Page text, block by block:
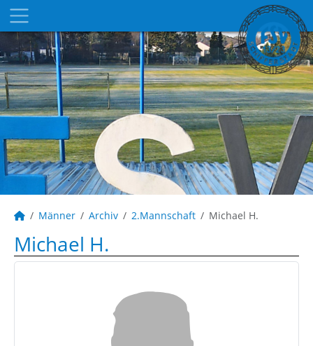
Männer Archiv 2.Mannschaft Michael H.
Michael H.